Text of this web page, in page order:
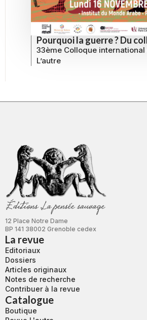
Pourquoi la guerre ? Du
33ème Colloque
L’autre
12 Place Notre Dame
BP 141 38002 Grenoble cedex
La revue
Editoriaux
Dossiers
Articles originaux
Notes de recherche
Contribuer à la revue
Catalogue
Boutique